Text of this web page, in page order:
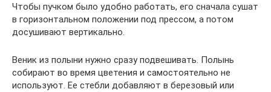
Чтобы пучком было удобно работать, его сначала сушат
в горизонтальном положении под прессом, а потом
досушивают вертикально.
Веник из полыни нужно сразу подвешивать. Полынь
собирают во время цветения и самостоятельно не
используют. Ее стебли добавляют в березовый или